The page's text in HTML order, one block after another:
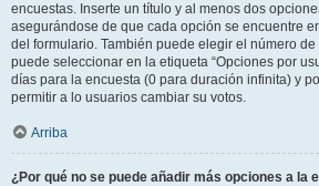
encuestas. Inserte un título y al menos dos
asegurándose de que cada opción se encuentre
del formulario. También puede elegir el número
puede seleccionar en la etiqueta “Opciones por
días para la encuesta (0 para duración infinita) y
permitir a lo usuarios cambiar su votos.
Arriba
¿Por qué no se puede añadir más opciones a la